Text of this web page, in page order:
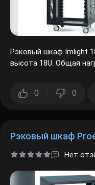
Рэковый шкаф Imlight
высота 18U. Общая
0 0
Рэковый шкаф
Нет